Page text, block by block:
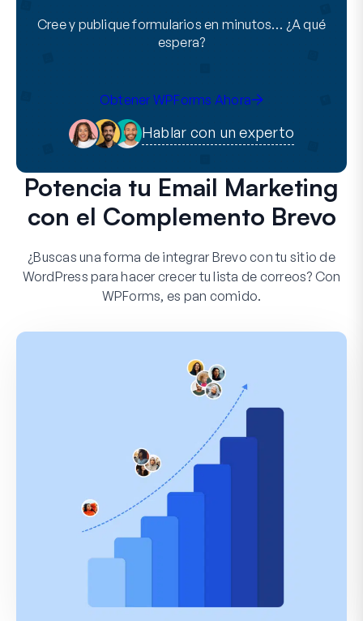
Cree y publique formularios en minutos… ¿A qué
espera?
Obtener WPForms Ahora
Hablar con un experto
Potencia tu Email Marketing
con el Complemento Brevo
¿Buscas una forma de integrar Brevo con tu sitio de
WordPress para hacer crecer tu lista de correos? Con
WPForms, es pan comido.